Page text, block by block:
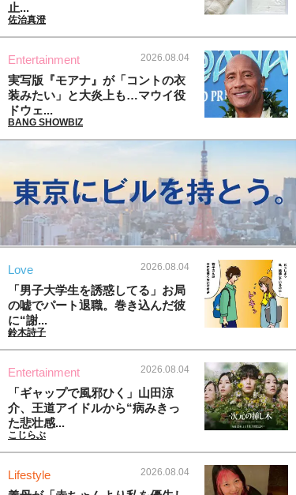
止...
佐治真澄
Entertainment 2026.08.04
実写版『モアナ』が「コントの衣
装みたい」と大炎上も…マウイ役
ドウェ...
BANG SHOWBIZ
Love 2026.08.04
「男子大学生を誘惑してる」お局
の嘘でパート退職。巻き込んだ彼
に“謝...
鈴木詩子
Entertainment 2026.08.04
「ギャップで風邪ひく」山田涼
介、王道アイドルから“病みきっ
た悲壮感...
こじらぶ
Lifestyle 2026.08.04